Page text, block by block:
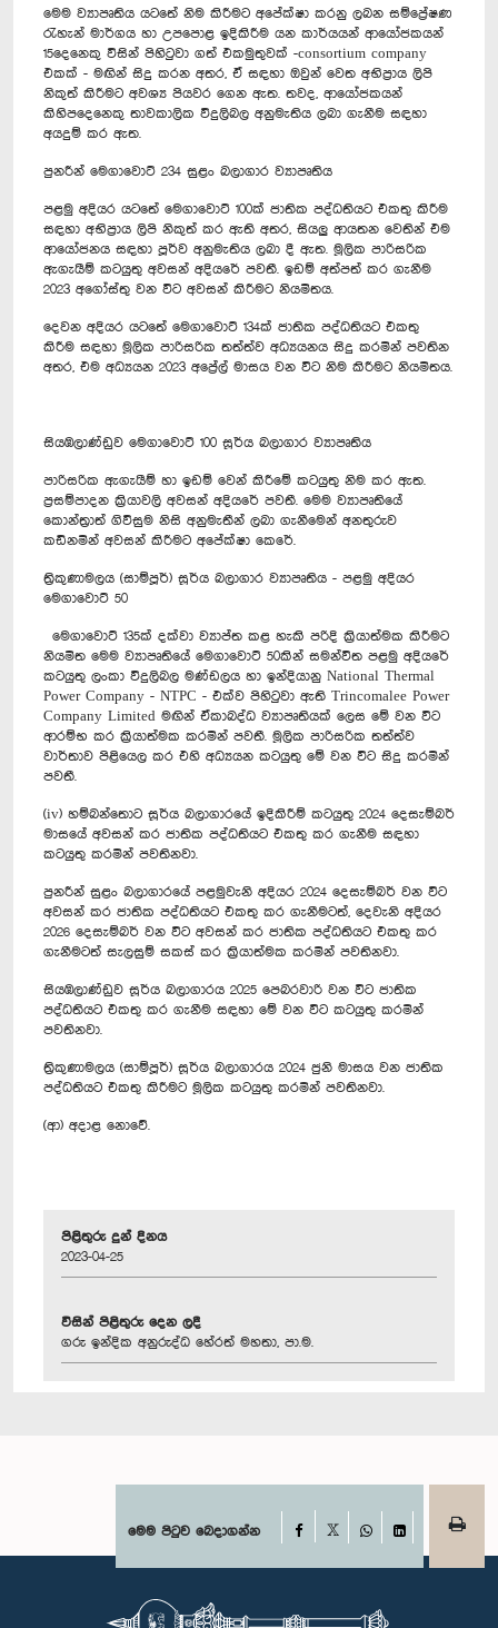
මෙම ව්‍යාපෘතිය යටතේ නිම කිරීමට අපේක්ෂා කරනු ලබන සම්ප්‍රේෂණ
රැහැන් මාර්ගය හා උපපොළ ඉදිකිරීම යන කාර්යයන් ආයෝජකයන්
15දෙනෙකු විසින් පිහිටුවා ගත් එකමුතුවක් -consortium company
එකක් - මඟින් සිදු කරන අතර, ඒ සඳහා ඔවුන් වෙත අභිප්‍රාය ලිපි
නිකුත් කිරීමට අවශ්‍ය පියවර ගෙන ඇත. තවද, ආයෝජකයන්
කිහිපදෙනෙකු තාවකාලික විදුලිබල අනුමැතිය ලබා ගැනීම සඳහා
අයදුම් කර ඇත.
පුනරීන් මෙගාවොට් 234 සුළං බලාගාර ව්‍යාපෘතිය
පළමු අදියර යටතේ මෙගාවොට් 100ක් ජාතික පද්ධතියට එකතු කිරීම
සඳහා අභිප්‍රාය ලිපි නිකුත් කර ඇති අතර, සියලු ආයතන වෙතින් එම
ආයෝජනය සඳහා පූර්ව අනුමැතිය ලබා දී ඇත. මූලික පාරිසරික
ඇගැයීම් කටයුතු අවසන් අදියරේ පවතී. ඉඩම් අත්පත් කර ගැනීම
2023 අගෝස්තු වන විට අවසන් කිරීමට නියමිතය.
දෙවන අදියර යටතේ මෙගාවොට් 134ක් ජාතික පද්ධතියට එකතු
කිරීම සඳහා මූලික පාරිසරික තත්ත්ව අධ්‍යයනය සිදු කරමින් පවතින
අතර, එම අධ්‍යයන 2023 අප්‍රේල් මාසය වන විට නිම කිරීමට නියමිතය.
සියඹලාණ්ඩුව මෙගාවොට් 100 සූර්ය බලාගාර ව්‍යාපෘතිය
පාරිසරික ඇගැයීම් හා ඉඩම් වෙන් කිරීමේ කටයුතු නිම කර ඇත.
ප්‍රසම්පාදන ක්‍රියාවලි අවසන් අදියරේ පවතී. මෙම ව්‍යාපෘතියේ
කොන්ත්‍රාත් ගිවිසුම නිසි අනුමැතීන් ලබා ගැනීමෙන් අනතුරුව
කඩිනමින් අවසන් කිරීමට අපේක්ෂා කෙරේ.
ත්‍රිකුණාමලය (සාම්පූර්) සූර්ය බලාගාර ව්‍යාපෘතිය - පළමු අදියර
මෙගාවොට් 50
මෙගාවොට් 135ක් දක්වා ව්‍යාප්ත කළ හැකි පරිදි ක්‍රියාත්මක කිරීමට
නියමිත මෙම ව්‍යාපෘතියේ මෙගාවොට් 50කින් සමන්විත පළමු අදියරේ
කටයුතු ලංකා විදුලිබල මණ්ඩලය හා ඉන්දියානු National Thermal
Power Company - NTPC - එක්ව පිහිටුවා ඇති Trincomalee Power
Company Limited මඟින් ඒකාබද්ධ ව්‍යාපෘතියක් ලෙස මේ වන විට
ආරම්භ කර ක්‍රියාත්මක කරමින් පවතී. මූලික පාරිසරික තත්ත්ව
වාර්තාව පිළියෙල කර එහි අධ්‍යයන කටයුතු මේ වන විට සිදු කරමින්
පවතී.
(iv) හම්බන්තොට සූර්ය බලාගාරයේ ඉදිකිරීම් කටයුතු 2024 දෙසැම්බර්
මාසයේ අවසන් කර ජාතික පද්ධතියට එකතු කර ගැනීම සඳහා
කටයුතු කරමින් පවතිනවා.
පුනරීන් සුළං බලාගාරයේ පළමුවැනි අදියර 2024 දෙසැම්බර් වන විට
අවසන් කර ජාතික පද්ධතියට එකතු කර ගැනීමටත්, දෙවැනි අදියර
2026 දෙසැම්බර් වන විට අවසන් කර ජාතික පද්ධතියට එකතු කර
ගැනීමටත් සැලසුම් සකස් කර ක්‍රියාත්මක කරමින් පවතිනවා.
සියඹලාණ්ඩුව සූර්ය බලාගාරය 2025‍ පෙබරවාරි වන විට ජාතික
පද්ධතියට එකතු කර ගැනීම සඳහා මේ වන විට කටයුතු කරමින්
පවතිනවා.
ත්‍රිකුණාමලය (සාම්පූර්) සූර්ය බලාගාරය 2024 ජුනි මාසය වන ජාතික
පද්ධතියට එකතු කිරීමට මූලික කටයුතු කරමින් පවතිනවා.
(ආ) අදාළ නොවේ.
පිළිතුරු දුන් දිනය
2023-04-25
විසින් පිළිතුරු දෙන ලදී
ගරු ඉන්දික අනුරුද්ධ හේරත් මහතා, පා.ම.
මෙම පිටුව බෙදාගන්න Facebook
WhatsAppLinkedIn